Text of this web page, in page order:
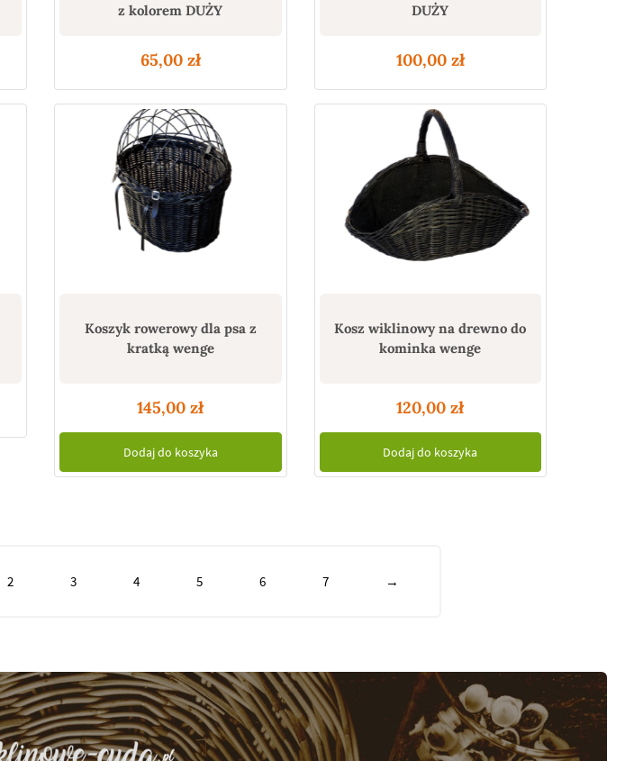
z kolorem DUŻY
65,00 zł
DUŻY
100,00 zł
Koszyk rowerowy dla psa z
kratką wenge
145,00zł
Dodaj do koszyka
Kosz wiklinowy na drewno do
kominka wenge
120,00zł
Dodaj do koszyka
2 3 4 5 6 7 →